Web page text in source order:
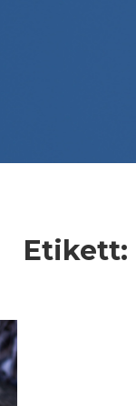
Etikett: